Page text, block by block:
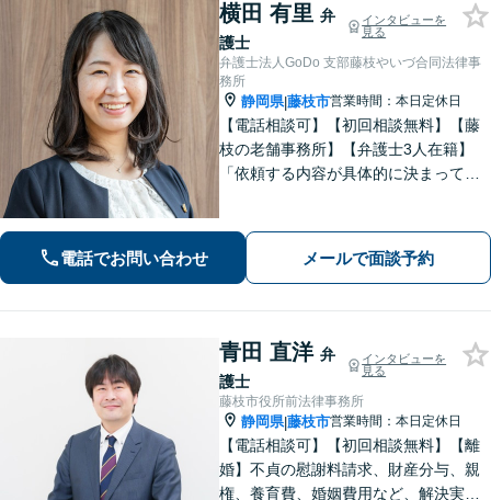
横田 有里 弁
護士
インタビューを
見る
弁護士法人GoDo 支部藤枝やいづ合同法律事
務所
静岡県|藤枝市営業時間：本日定休日
【電話相談可】【初回相談無料】【藤
枝の老舗事務所】【弁護士3人在籍】
「依頼する内容が具体的に決まってい
い。相続遺言、離婚問題、交通事故、
借金問題、債権回収など【夜間休日応
電話でお問い合わせ メールで面談予約
青田 直洋 弁
護士
インタビューを
見る
藤枝市役所前法律事務所
静岡県|藤枝市営業時間：本日定休日
【電話相談可】【初回相談無料】【離
婚】不貞の慰謝料請求、財産分与、親
権、養育費、婚姻費用など、解決実績